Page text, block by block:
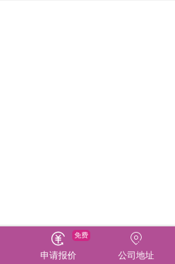
申请报价
免费
公司地址